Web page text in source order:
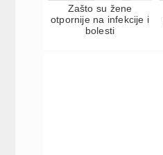
Zašto su žene
otpornije na infekcije i
bolesti